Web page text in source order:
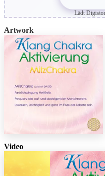
Lädt
Artwork
Video